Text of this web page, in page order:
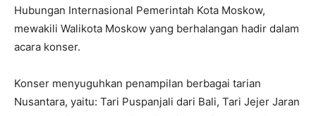
Hubungan Internasional Pemerintah Kota Moskow,
mewakili Walikota Moskow yang berhalangan hadir dalam
acara konser.
Konser menyuguhkan penampilan berbagai tarian
Nusantara, yaitu: Tari Puspanjali dari Bali, Tari Jejer Jaran